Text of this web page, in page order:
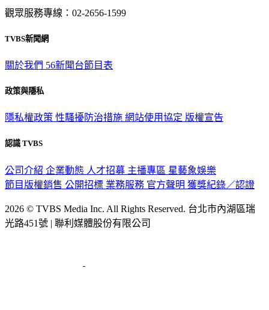
觀眾服務專線：02-2656-1599
TVBS新聞網
關於我們 56新聞台節目表
政策與隱私
隱私權政策 性騷擾防治措施 網站使用協定 版權宣告
認識 TVBS
公司介紹 企業動態 人才招募 主播專區 星藝象娛樂
節目版權銷售 公開招標 業務服務 官方聲明 獲獎紀錄／認證
2026 © TVBS Media Inc. All Rights Reserved. 台北市內湖區瑞
光路451號 | 聯利媒體股份有限公司